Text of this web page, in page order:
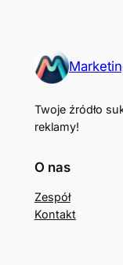
Twoje źródło
reklamy!
O nas
Zespół
Kontakt